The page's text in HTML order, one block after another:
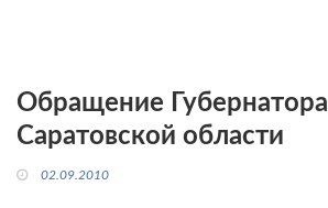
Обращение Губернатора
Саратовской области
02.09.2010